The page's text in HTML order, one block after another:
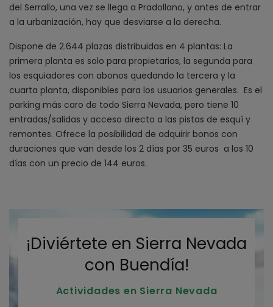
del Serrallo, una vez se llega a Pradollano, y antes de entrar
a la urbanización, hay que desviarse a la derecha.
Dispone de 2.644 plazas distribuidas en 4 plantas: La
primera planta es solo para propietarios, la segunda para
los esquiadores con abonos quedando la tercera y la
cuarta planta, disponibles para los usuarios generales. Es el
parking más caro de todo Sierra Nevada, pero tiene 10
entradas/salidas y acceso directo a las pistas de esquí y
remontes. Ofrece la posibilidad de adquirir bonos con
duraciones que van desde los 2 días por 35 euros a los 10
días con un precio de 144 euros.
¡Diviértete en Sierra Nevada
con Buendía!
Actividades en Sierra Nevada